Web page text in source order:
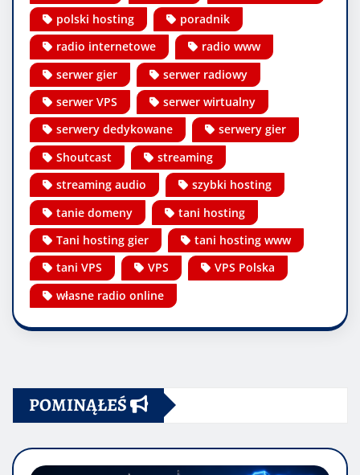
polski hosting
poradnik
radio internetowe
radio www
serwer gier
serwer radiowy
serwer VPS
serwer wirtualny
serwery dedykowane
serwery gier
Shoutcast
streaming
streaming audio
szybki hosting
tanie domeny
tani hosting
Tani hosting gier
tani hosting www
tani VPS
VPS
VPS Polska
własne radio online
POMINĄŁEŚ